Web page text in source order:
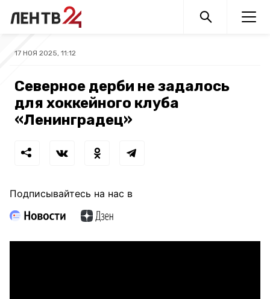
17 НОЯ 2025, 11:12
Северное дерби не задалось
для хоккейного клуба
«Ленинградец»
Подписывайтесь на нас в